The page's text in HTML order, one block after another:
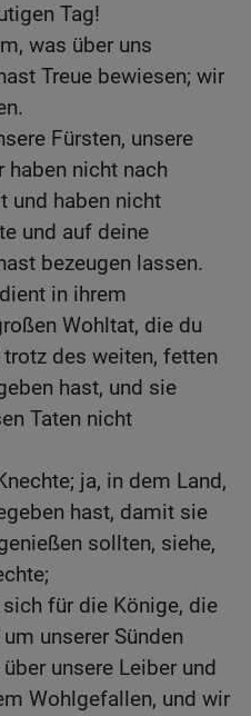
Tag!
was über uns
Treue bewiesen; wir
Fürsten, unsere
haben nicht nach
und haben nicht
und auf deine
bezeugen lassen.
in ihrem
Wohltat, die du
des weiten, fetten
hast, und sie
Taten nicht
ja, in dem Land,
hast, damit sie
sollten, siehe,
für die Könige, die
unserer Sünden
unsere Leiber und
Wohlgefallen, und wir